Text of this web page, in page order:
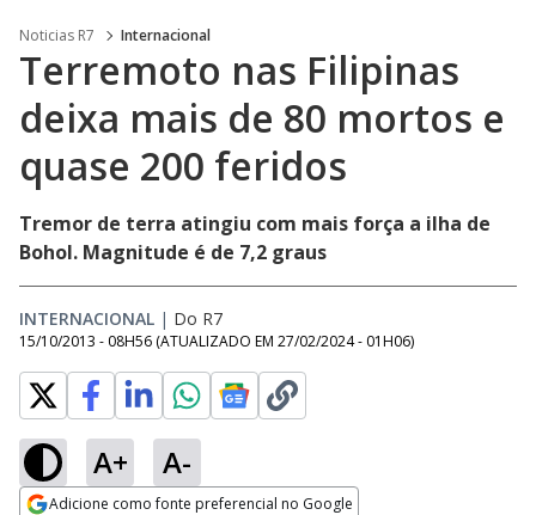
Noticias R7 Internacional
Terremoto nas Filipinas
deixa mais de 80 mortos e
quase 200 feridos
Tremor de terra atingiu com mais força a ilha de
Bohol. Magnitude é de 7,2 graus
INTERNACIONAL | Do R7
15/10/2013 - 08H56 (ATUALIZADO EM 27/02/2024 - 01H06)
A+ A-
Adicione como fonte preferencial no Google